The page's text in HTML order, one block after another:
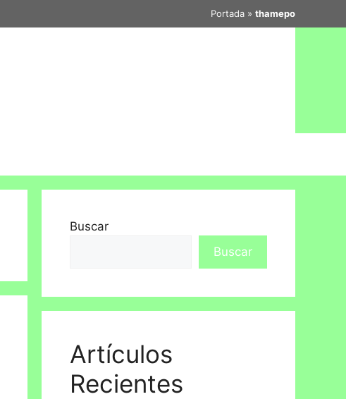
Portada » thamepo
Buscar
Buscar
Artículos
Recientes